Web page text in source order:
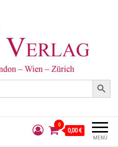
Search Button
MENÜ
0
0,00 €